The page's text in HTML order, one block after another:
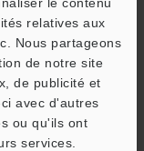
relatives aux
Nous partageons
de notre site
de publicité et
avec d'autres
ou qu'ils ont
services.
Service / SAV